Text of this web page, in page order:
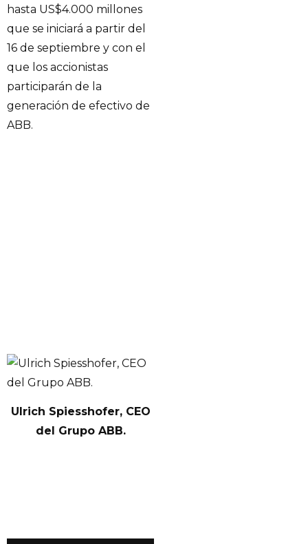
hasta US$4.000 millones
que se iniciará a partir del
16 de septiembre y con el
que los accionistas
participarán de la
generación de efectivo de
ABB.
Ulrich Spiesshofer, CEO
del Grupo ABB.